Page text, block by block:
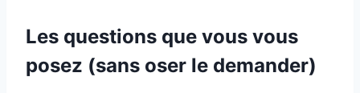
Les questions que vous vous
posez (sans oser le demander)